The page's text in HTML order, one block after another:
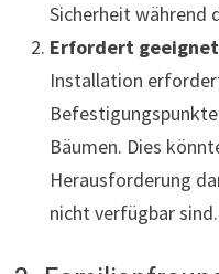
Sicherheit während
Erfordert
Installation
Bäumen. Dies
Herausforderung
nicht verfügbar sind.